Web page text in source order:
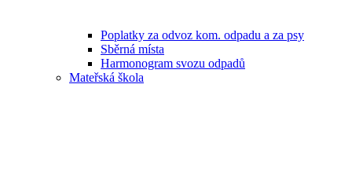
Poplatky za odvoz kom. odpadu a za psy
Sběrná místa
Harmonogram svozu odpadů
Mateřská škola